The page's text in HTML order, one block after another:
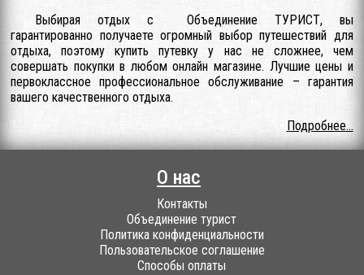
Выбирая отдых с Объединение ТУРИСТ, вы
гарантированно получаете огромный выбор путешествий для
отдыха, поэтому купить путевку у нас не сложнее, чем
совершать покупки в любом онлайн магазине. Лучшие цены и
первоклассное профессиональное обслуживание – гарантия
вашего качественного отдыха.
Подробнее...
О нас
Контакты
Объединение турист
Политика конфиденциальности
Пользовательское соглашение
Способы оплаты